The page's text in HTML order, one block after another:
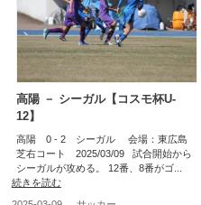
高陽 － シーガル【コスモ杯U-
12】
高陽 0 - 2 シーガル 会場：東広島
芝右コート 2025/03/09 試合開始から
シーガルが攻める。 12番、8番がゴ...
続きを読む